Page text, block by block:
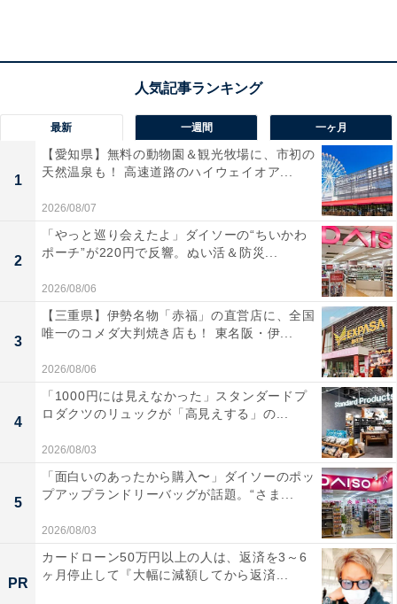
「北方温泉四季の里 七彩の湯」の口コミは？
「北方温泉四季の里 七彩の湯」には以下のような口コミ
お湯がトロトロで肌にやさしく、入浴後はしっとり
滑らかな肌になりました。4種類の露天風呂がそれ
ぞれ趣向が異なっていて、どれに入ろうか選ぶのも
楽しかったです。
最新 一週間 一ヶ月
1
【愛知県】無料の動物園＆観光牧場に、市初の
天然温泉も！ 高速道路のハイウェイオア...
2026/08/07
2
「やっと巡り会えたよ」ダイソーの“ちいかわ
ポーチ”が220円で反響。ぬい活＆防災...
2026/08/06
3
【三重県】伊勢名物「赤福」の直営店に、全国
唯一のコメダ大判焼き店も！ 東名阪・伊...
2026/08/06
4
「1000円には見えなかった」スタンダードプ
ロダクツのリュックが「高見えする」の...
2026/08/03
5
「面白いのあったから購入〜」ダイソーのポッ
プアップランドリーバッグが話題。“さま...
2026/08/03
PR
カードローン50万円以上の人は、返済を3～6
ヶ月停止して『大幅に減額してから返済...